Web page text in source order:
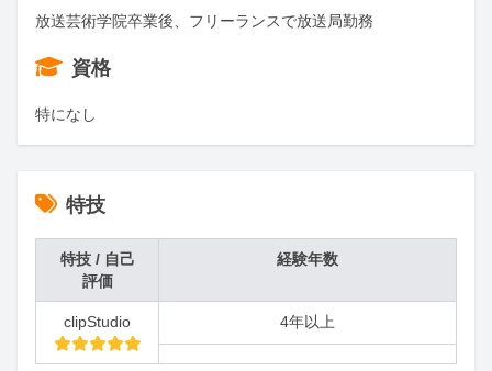
放送芸術学院卒業後、フリーランスで放送局勤務
資格
特になし
特技
特技 / 自己
評価
経験年数
clipStudio 4年以上